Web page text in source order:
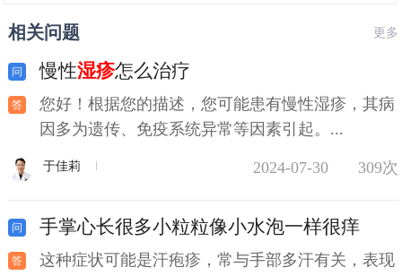
相关问题 更多
慢性湿疹怎么治疗
您好！根据您的描述，您可能患有慢性湿疹，其病
因多为遗传、免疫系统异常等因素引起。...
于佳莉 2024-07-30 309次
手掌心长很多小粒粒像小水泡一样很痒
这种症状可能是汗疱疹，常与手部多汗有关，表现